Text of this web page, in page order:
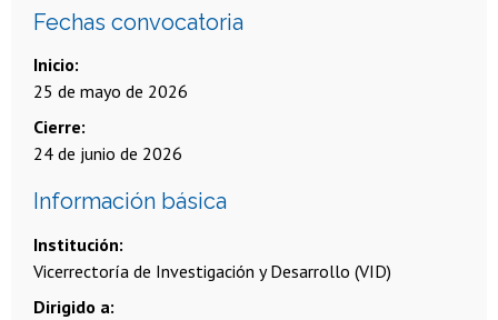
Fechas convocatoria
Inicio
25 de mayo de 2026
Cierre
24 de junio de 2026
Información básica
Institución
Vicerrectoría de Investigación y Desarrollo (VID)
Dirigido a